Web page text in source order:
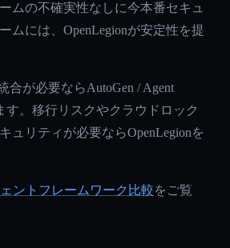
ムの不確実性なしに今本番セキュ
ムには、OpenLegionが安定性を提
合が必要ならAutoGen / Agent
す。移行リスクやクラウドロック
ュリティが必要ならOpenLegionを
ントフレームワーク比較をご覧